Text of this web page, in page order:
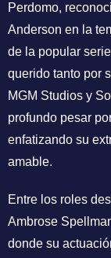
Perdomo,
Anderson en la
de la popular
querido tanto por
MGM Studios y
profundo pesar
enfatizando su
amable.
Entre los roles
Ambrose
donde su